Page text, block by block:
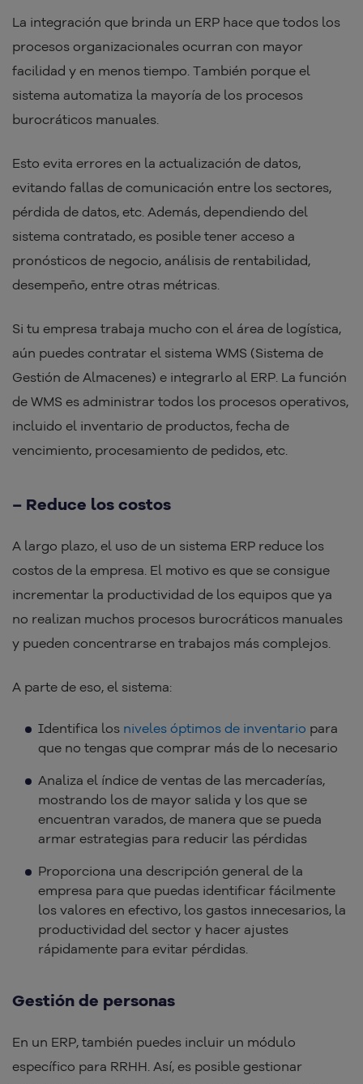
La integración que brinda un ERP hace que todos los
procesos organizacionales ocurran con mayor
facilidad y en menos tiempo. También porque el
sistema automatiza la mayoría de los procesos
burocráticos manuales.
Esto evita errores en la actualización de datos,
evitando fallas de comunicación entre los sectores,
pérdida de datos, etc. Además, dependiendo del
sistema contratado, es posible tener acceso a
pronósticos de negocio, análisis de rentabilidad,
desempeño, entre otras métricas.
Si tu empresa trabaja mucho con el área de logística,
aún puedes contratar el sistema WMS (Sistema de
Gestión de Almacenes) e integrarlo al ERP. La función
de WMS es administrar todos los procesos operativos,
incluido el inventario de productos, fecha de
vencimiento, procesamiento de pedidos, etc.
– Reduce los costos
A largo plazo, el uso de un sistema ERP reduce los
costos de la empresa. El motivo es que se consigue
incrementar la productividad de los equipos que ya
no realizan muchos procesos burocráticos manuales
y pueden concentrarse en trabajos más complejos.
A parte de eso, el sistema:
Identifica los niveles óptimos de inventario para
que no tengas que comprar más de lo necesario
Analiza el índice de ventas de las mercaderías,
mostrando los de mayor salida y los que se
encuentran varados, de manera que se pueda
armar estrategias para reducir las pérdidas
Proporciona una descripción general de la
empresa para que puedas identificar fácilmente
los valores en efectivo, los gastos innecesarios, la
productividad del sector y hacer ajustes
rápidamente para evitar pérdidas.
Gestión de personas
En un ERP, también puedes incluir un módulo
específico para RRHH. Así, es posible gestionar